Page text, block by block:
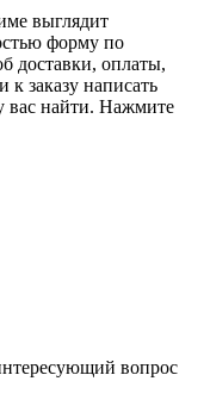
выглядит
форму по
доставки, оплаты,
заказу написать
вас найти. Нажмите
вопрос